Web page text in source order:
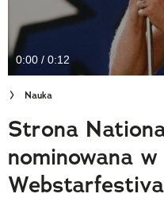
Newsletter
Cuda Polski
Wielki Konkurs Fotograficzny
Trendbook Podróżniczy
Polecane
0:00 / 0:12
Nauka
Strona
nominowana